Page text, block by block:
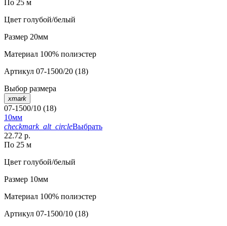
По 25 м
Цвет голубой/белый
Размер 20мм
Материал 100% полиэстер
Артикул 07-1500/20 (18)
Выбор размера
xmark
07-1500/10 (18)
10мм
checkmark_alt_circleВыбрать
22.72 р.
По 25 м
Цвет голубой/белый
Размер 10мм
Материал 100% полиэстер
Артикул 07-1500/10 (18)